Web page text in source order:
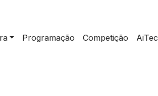
Programação Competição AiTec